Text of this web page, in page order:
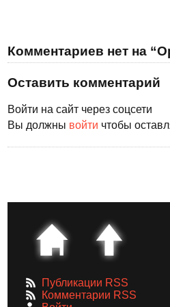
Комментариев нет на
Оставить комментарий
Войти на сайт через соцсети
Вы должны войти чтобы
Публикации RSS
Комментарии RSS